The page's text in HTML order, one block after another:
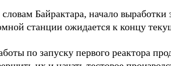
Байрактара, начало
станции ожидается к концу
по запуску первого реактора